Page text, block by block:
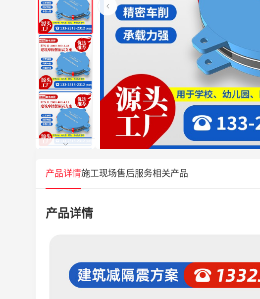
产品详情施工现场售后服务相关产品
产品详情